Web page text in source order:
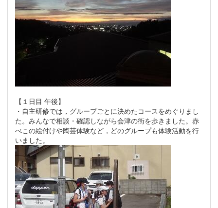
【１日目 午後】
・自主研修では，グループごとに決めたコースをめぐりまし
た。みんなで相談・確認しながら会津の街を歩きました。赤
べこの絵付けや陶芸体験など，どのグループも体験活動を行
いました。